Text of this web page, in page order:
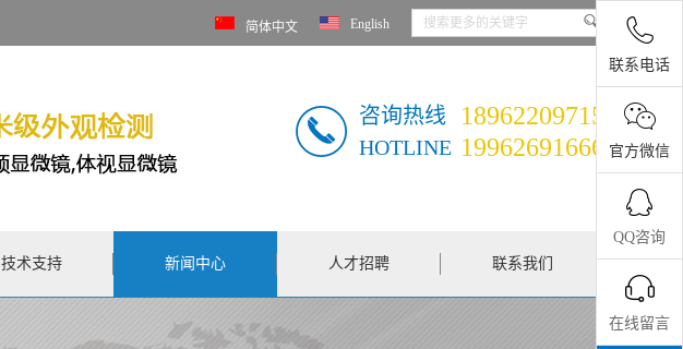
简体中文 English
咨询热线
HOTLINE
18962209715
19962691666
技术支持 新闻中心 人才招聘 联系我们
联系电话
官方微信
QQ咨询
在线留言